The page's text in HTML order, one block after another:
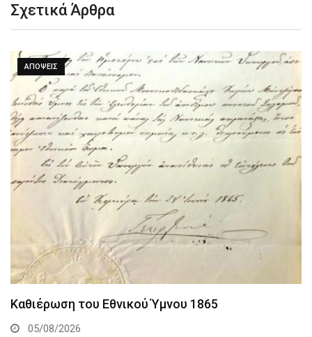
Σχετικά Άρθρα
ΑΠΌΨΕΙΣ
Καθιέρωση του Εθνικού Ύμνου 1865
05/08/2026